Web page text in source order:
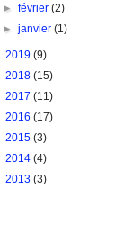
►février(2)
►janvier(1)
2019 (9)
2018 (15)
2017 (11)
2016 (17)
2015 (3)
2014 (4)
2013 (3)